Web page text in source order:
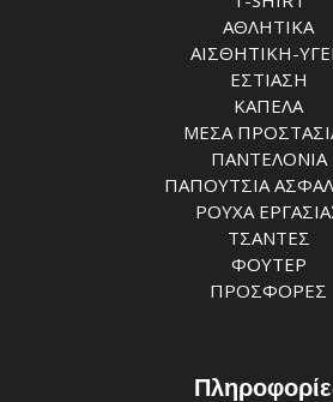
ΑΘΛΗΤΙΚΑ
ΑΙΣΘΗΤΙΚΗ-
ΕΣΤΙΑΣΗ
ΚΑΠΕΛΑ
ΜΕΣΑ
ΠΑΝΤΕΛΟΝΙΑ
ΠΑΠΟΥΤΣΙΑ
ΡΟΥΧΑ
ΤΣΑΝΤΕΣ
ΦΟΥΤΕΡ
ΠΡΟΣΦΟΡΕΣ